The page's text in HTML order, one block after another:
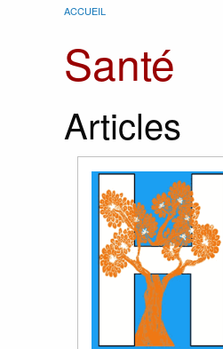
ACCUEIL
Santé
Articles